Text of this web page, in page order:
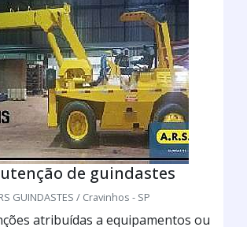
de guindastes
GUINDASTES / Cravinhos - SP
atribuídas a equipamentos ou